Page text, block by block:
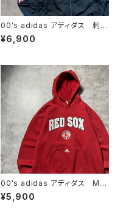
00's adidas アディダス 刺繍
ワンポイント バックプリント
サイドストライプ マルチカラ
¥6,900
00's adidas アディダス ML
B RED SOX ボストンレッドソッ
クス チームロゴ センター刺
¥5,900